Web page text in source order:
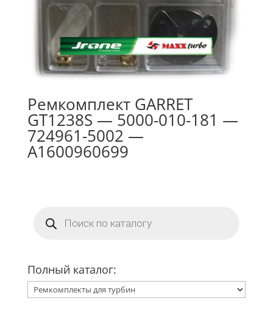
Ремкомплект GARRET
GT1238S — 5000-010-181 —
724961-5002 —
A1600960699
товаров
Полный каталог: